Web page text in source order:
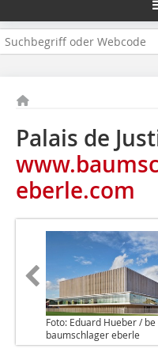
Palais de
eberle.com
Foto: Eduard Hueber / be
baumschlager eberle